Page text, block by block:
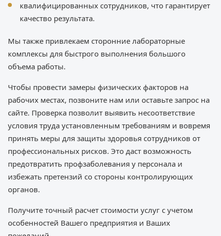
квалифицированных сотрудников, что гарантирует
качество результата.
Мы также привлекаем сторонние лабораторные
комплексы для быстрого выполнения большого
объема работы.
Чтобы провести замеры физических факторов на
рабочих местах, позвоните нам или оставьте запрос на
сайте. Проверка позволит выявить несоответствие
условия труда установленным требованиям и вовремя
принять меры для защиты здоровья сотрудников от
профессиональных рисков. Это даст возможность
предотвратить профзаболевания у персонала и
избежать претензий со стороны контролирующих
органов.
Получите точный расчет стоимости услуг с учетом
особенностей Вашего предприятия и Ваших